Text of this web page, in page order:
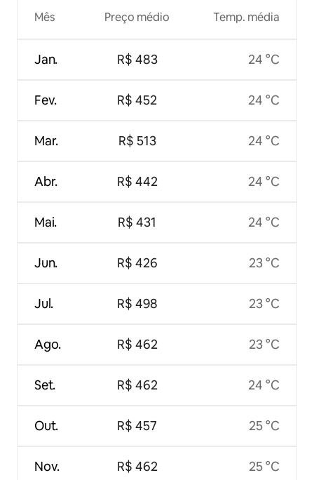
Mês
Jan.
Fev.
Mar.
Abr.
Mai.
Jun.
Jul.
Ago.
Set.
Out.
Nov.
Preço médio
R$ 483
R$ 452
R$ 513
R$ 442
R$ 431
R$ 426
R$ 498
R$ 462
R$ 462
R$ 457
R$ 462
Temp. média
24 °C
24 °C
24 °C
24 °C
24 °C
23 °C
23 °C
23 °C
24 °C
25 °C
25 °C